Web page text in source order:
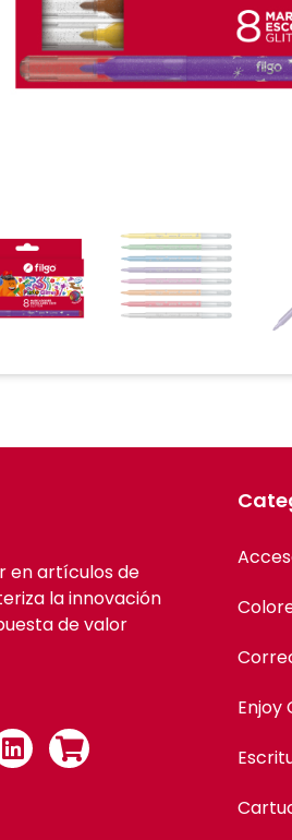
en artículos de
la innovación
de valor
Enjoy